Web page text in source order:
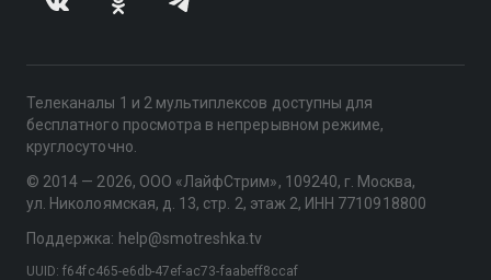
Телеканалы 1 и 2 мультиплексов доступны для
бесплатного просмотра в непрерывном режиме,
круглосуточно.
© 2014 — 2026, ООО «ЛайфСтрим», 109240, г. Москва,
ул. Николоямская, д. 13, стр. 2, этаж 2, ИНН 7710918800
Поддержка: help@smotreshka.tv
UUID: f64fc465-e6db-47ef-ac73-faabeff8ccaf